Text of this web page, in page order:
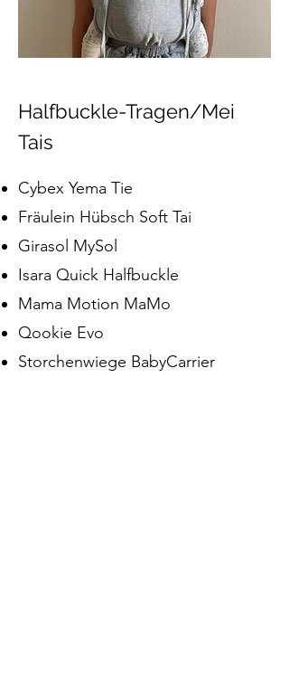
Halfbuckle-Tragen/Mei
Tais
Cybex Yema Tie
Fräulein Hübsch Soft Tai
Girasol MySol
Isara Quick Halfbuckle
Mama Motion MaMo
Qookie Evo
Storchenwiege BabyCarrier